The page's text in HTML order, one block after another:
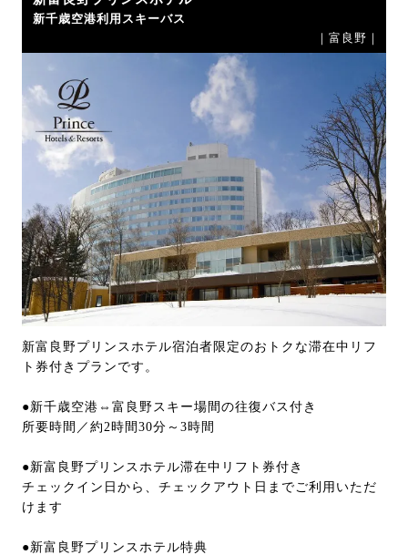
新千歳空港利用スキーバス
｜富良野｜
新富良野プリンスホテル宿泊者限定のおトクな滞在中リフ
ト券付きプランです。
●新千歳空港⇔富良野スキー場間の往復バス付き
所要時間／約2時間30分～3時間
●新富良野プリンスホテル滞在中リフト券付き
チェックイン日から、チェックアウト日までご利用いただ
けます
●新富良野プリンスホテル特典